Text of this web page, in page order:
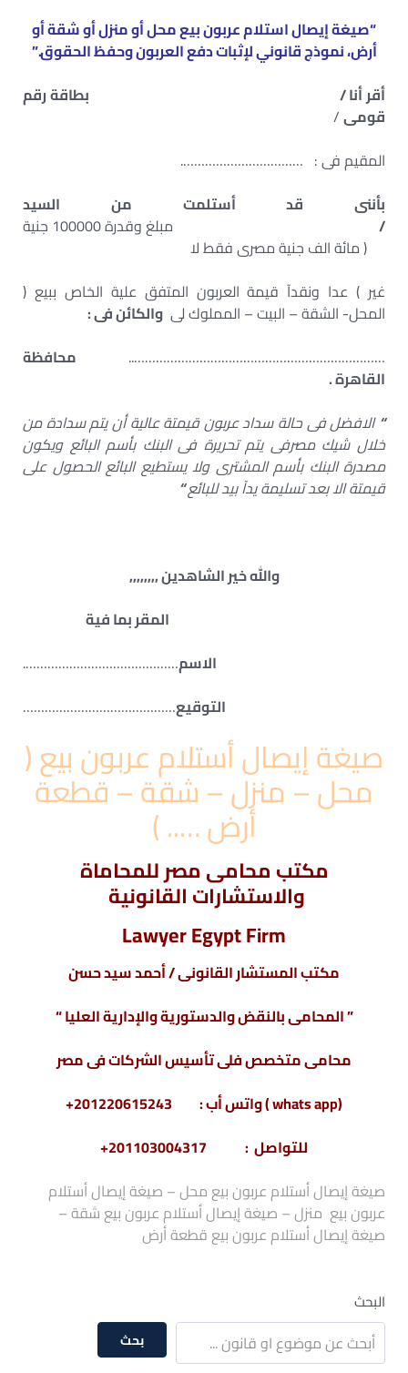
“صيغة إيصال استلام عربون بيع محل أو منزل أو شقة أو
أرض، نموذج قانوني لإثبات دفع العربون وحفظ الحقوق.”
أقر أنا /
بطاقة رقم
قومى/
المقيم فى : …………………………….
بأننى قد أستلمت من السيد
/
مبلغ وقدرة 100000 جنية
( مائة الف جنية مصرى فقط لا
غير ) عدا ونقدآ قيمة العربون المتفق علية الخاص ببيع (
المحل- الشقة – البيت – المملوك لى والكائن فى :
…………………………………………………………….. محافظة
القاهرة .
“الافضل فى حالة سداد عربون قيمتة عالية أن يتم سدادة من
خلال شيك مصرفى يتم تحريرة فى البنك بأسم البائع ويكون
مصدرة البنك بأسم المشترى ولا يستطيع البائع الحصول على
قيمتة الا بعد تسليمة يدآ بيد للبائع“
والله خير الشاهدين ,,,,,,,,
المقر بما فية
الاسم…………………………………….
التوقيع……………………………………
صيغة إيصال أستلام عربون بيع (
محل – منزل – شقة – قطعة
أرض ….. )
مكتب محامى مصر للمحاماة
والاستشارات القانونية
Lawyer Egypt Firm
مكتب المستشار القانونى / أحمد سيد حسن
” المحامى بالنقض والدستورية والإدارية العليا “
محامى متخصص فلى تأسيس الشركات فى مصر
(whats app ) واتس أب : 201220615243+
للتواصل : 201103004317+
صيغة إيصال أستلام عربون بيع محل – صيغة إيصال أستلام
عربون بيع منزل – صيغة إيصال أستلام عربون بيع شقة –
صيغة إيصال أستلام عربون بيع قطعة أرض
البحث
بحث